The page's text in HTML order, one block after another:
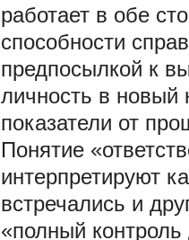
работает в обе
способности
предпосылкой к
личность в новый
показатели от
Понятие
интерпретируют
встречались и
«полный контроль